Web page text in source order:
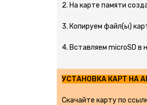
2. На карте памяти
3. Копируем файл(ы)
4. Вставляем microSD в
УСТАНОВКА КАРТ НА
Скачайте карту по